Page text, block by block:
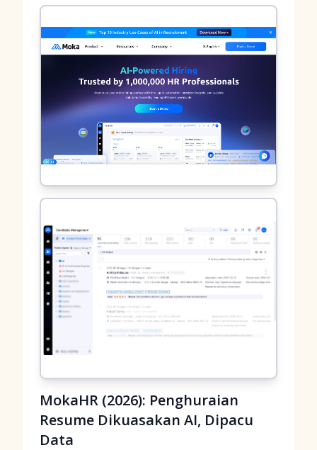
MokaHR (2026): Penghuraian
Resume Dikuasakan AI, Dipacu
Data